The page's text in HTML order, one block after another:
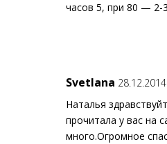
часов 5, при 80 — 2-
Svetlana
Наталья
прочитала у вас на
много.Огромное